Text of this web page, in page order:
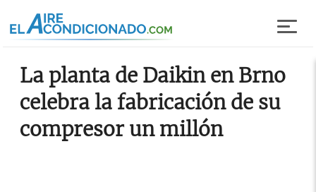
La planta de Daikin en Brno
celebra la fabricación de su
compresor un millón